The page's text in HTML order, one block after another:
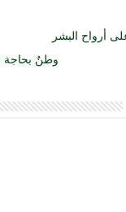
أرواح البشر
وطنٌ بحاجة